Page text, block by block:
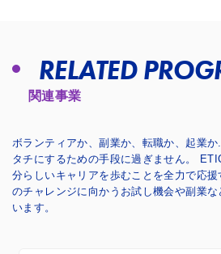
RELATED
関連事業
ボランティアか、副業か、転職か、起業
タチにするための手段に過ぎません。
分らしいキャリアを歩むことを全力で応援
のチャレンジに向かうお試し機会や副業
います。